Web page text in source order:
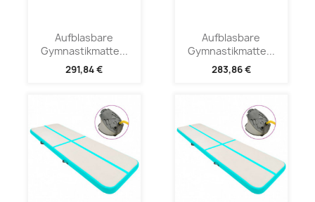
Aufblasbare
Gymnastikmatte...
291,84 €
Aufblasbare
Gymnastikmatte...
283,86 €